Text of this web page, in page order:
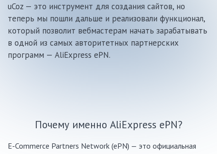
uCoz — это инструмент для создания сайтов, но
теперь мы пошли дальше и реализовали функционал,
который позволит вебмастерам начать зарабатывать
в одной из самых авторитетных партнерских
программ — AliExpress ePN.
Почему именно AliExpress ePN?
E-Commerce Partners Network (ePN) — это официальная